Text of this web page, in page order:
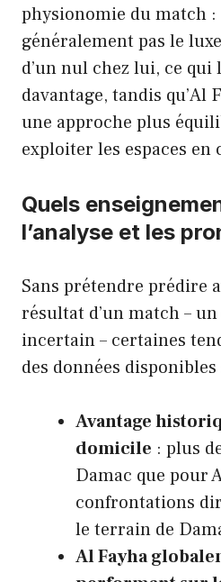
physionomie du match :
généralement pas le
d’un nul chez lui, ce qui
davantage, tandis qu’Al
une approche plus
exploiter les espaces en
Quels
l’analyse et les
Sans prétendre prédire
résultat d’un match –
incertain – certaines
des données disponibles
Avantage
domicile : plus
Damac que pour
confrontations
le terrain de
Al Fayha